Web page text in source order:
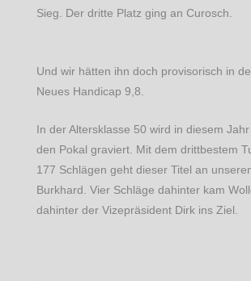
Sieg. Der dritte Platz ging an Curosch.
Und wir hätten ihn doch provisorisch in
Neues Handicap 9,8.
In der Altersklasse 50 wird in diesem
den Pokal graviert. Mit dem drittbestem
177 Schlägen geht dieser Titel an
Burkhard. Vier Schläge dahinter kam
dahinter der Vizepräsident Dirk ins Ziel.